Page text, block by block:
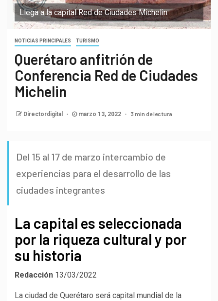
Llega a la capital Red de Ciudades Michelin
NOTICIAS PRINCIPALES TURISMO
Querétaro anfitrión de
Conferencia Red de Ciudades
Michelin
Directordigital marzo 13, 2022 3 min de lectura
Del 15 al 17 de marzo intercambio de
experiencias para el desarrollo de las
ciudades integrantes
La capital es seleccionada
por la riqueza cultural y por
su historia
Redacción 13/03/2022
La ciudad de Querétaro será capital mundial de la